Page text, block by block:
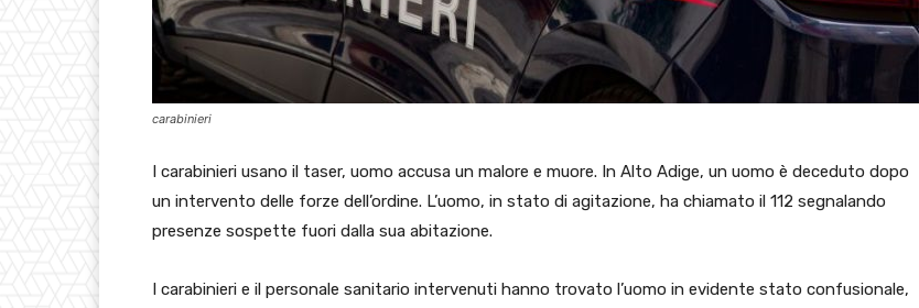
carabinieri
I carabinieri usano il taser, uomo accusa un malore e muore. In Alto Adige, un uomo è deceduto dopo
un intervento delle forze dell’ordine. L’uomo, in stato di agitazione, ha chiamato il 112 segnalando
presenze sospette fuori dalla sua abitazione.
I carabinieri e il personale sanitario intervenuti hanno trovato l’uomo in evidente stato confusionale,